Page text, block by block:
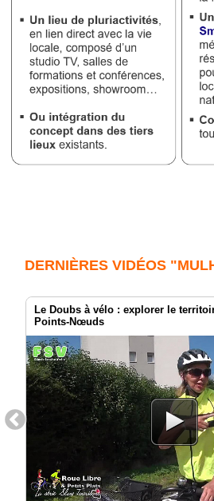
DERNIÈRES VIDÉOS
Le Doubs à vélo : explorer le
Points-Nœuds